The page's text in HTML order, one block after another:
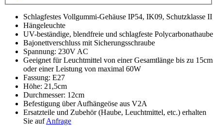
Schlagfestes Vollgummi-Gehäuse IP54, IK09, Schutzklasse II
Hängeleuchte
UV-beständige, blendfreie und schlagfeste Polycarbonathaube
Bajonettverschluss mit Sicherungsschraube
Spannung: 230V AC
Geeignet für Leuchtmittel von einer Gesamtlänge bis zu 15cm
oder einer Leistung von maximal 60W
Fassung: E27
Höhe: 21,5cm
Durchmesser: 12cm
Befestigung über Aufhängeöse aus V2A
Ersatzteile und Zubehör (Haube, Leuchtmittel, etc.) erhalten
Sie aufAnfrage